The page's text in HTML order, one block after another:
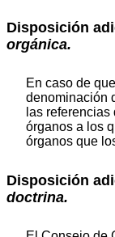
Disposición
orgánica.
En caso de
denominación
las
órganos a los
órganos que
Disposición
doctrina.